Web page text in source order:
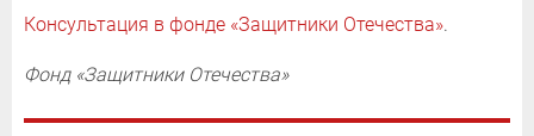
Консультация в фонде «Защитники Отечества».
Фонд «Защитники Отечества»